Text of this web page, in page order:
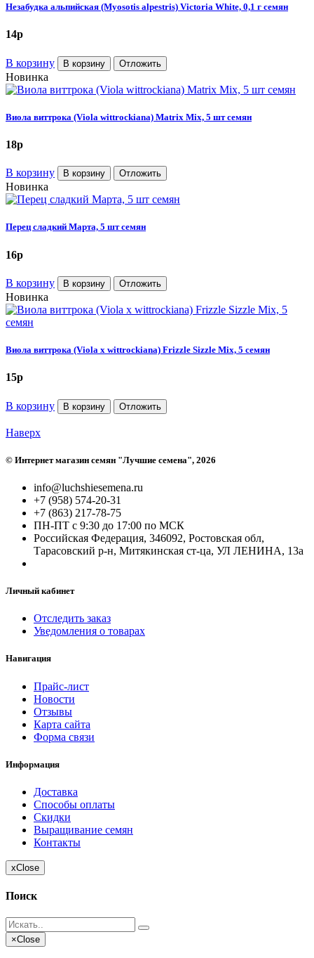
Незабудка альпийская (Myosotis alpestris) Victoria White, 0,1 г семян
14p
В корзину В корзину Отложить
Новинка
Виола виттрока (Viola wittrockiana) Matrix Mix, 5 шт семян
18p
В корзину В корзину Отложить
Новинка
Перец сладкий Марта, 5 шт семян
16p
В корзину В корзину Отложить
Новинка
Виола виттрока (Viola x wittrockiana) Frizzle Sizzle Mix, 5 семян
15p
В корзину В корзину Отложить
Наверх
© Интернет магазин семян "Лучшие семена", 2026
info@luchshiesemena.ru
+7 (958) 574-20-31
+7 (863) 217-78-75
ПН-ПТ с 9:30 до 17:00 по МСК
Российская Федерация, 346092, Ростовская обл,
Тарасовский р-н, Митякинская ст-ца, УЛ ЛЕНИНА, 13а
Личный кабинет
Отследить заказ
Уведомления о товарах
Навигация
Прайс-лист
Новости
Отзывы
Карта сайта
Форма связи
Информация
Доставка
Способы оплаты
Скидки
Выращивание семян
Контакты
xClose
Поиск
×Close